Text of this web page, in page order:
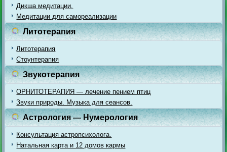
Дикша медитации.
Медитации для самореализации
Литотерапия
Литотерапия
Стоунтерапия
Звукотерапия
ОРНИТОТЕРАПИЯ — лечение пением птиц
Звуки природы. Музыка для сеансов.
Астрология — Нумерология
Консультация астропсихолога.
Натальная карта и 12 домов кармы